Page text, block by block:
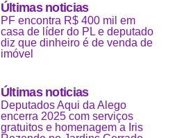
Últimas noticias
PF encontra R$ 400 mil em
casa de líder do PL e deputado
diz que dinheiro é de venda de
imóvel
Últimas noticias
Deputados Aqui da Alego
encerra 2025 com serviços
gratuitos e homenagem a Iris